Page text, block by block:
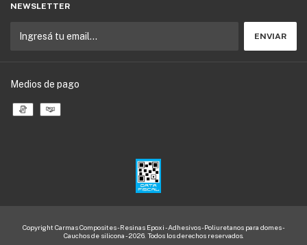
NEWSLETTER
Medios de pago
Copyright Carmas Composites - Resinas Epoxi - Adhesivos - Poliuretanos para domes -
Cauchos de silicona - 2026. Todos los derechos reservados.